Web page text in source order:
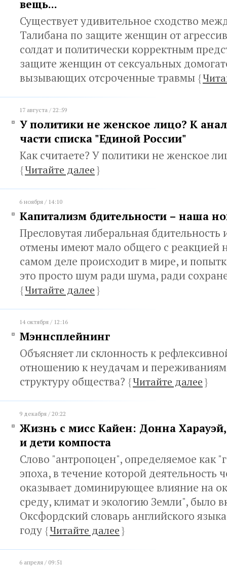
вещь...
Существует удивительное сходство
Талибана по защите женщин от
солдат и политически корректным
защите женщин от сексуальных
вызывающих отсроченные травмы {
17 августа / 22:59
У политики не женское лицо? К
части списка "Единой России"
Как считаете? У политики не женское
{Читайте далее}
6 ноября / 14:10
Капитализм бдительности – наша
Пресловутая либеральная бдительность
отмены имеют мало общего с реакцией
самом деле происходит в мире, и
это просто шум ради шума, ради
{Читайте далее}
14 октября / 12:16
Мэннсплейнинг
Объясняет ли склонность к
отношению к неудачам и
структуру общества? {Читайте далее}
9 декабря / 20:22
Жизнь с мисс Кайен: Донна Харауэй,
и дети компоста
Слово "антропоцен", определяемое как
эпоха, в течение которой деятельность
оказывает доминирующее влияние на
среду, климат и экологию Земли", было
Оксфордский словарь английского
году {Читайте далее}
6 апреля / 09:51